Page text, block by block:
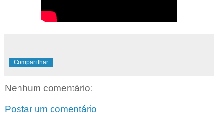
Compartilhar
Nenhum comentário:
Postar um comentário